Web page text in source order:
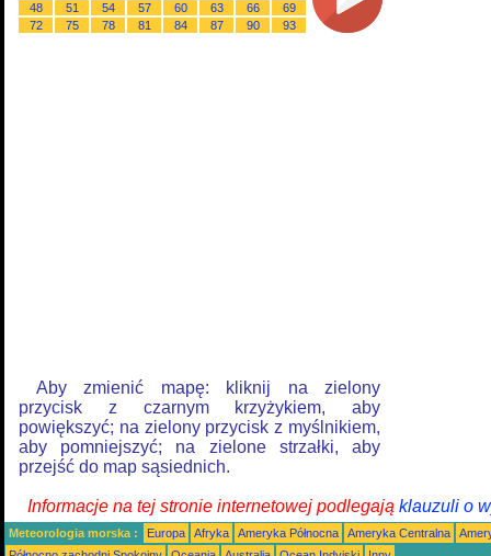
48
51 54 57 60 63 66
69
72
75 78 81 84 87 90 93
Aby zmienić mapę: kliknij na zielony
przycisk z czarnym krzyżykiem, aby
powiększyć; na zielony przycisk z myślnikiem,
aby pomniejszyć; na zielone strzałki, aby
przejść do map sąsiednich.
Informacje na tej stronie internetowej podlegają klauzuli o
Meteorologia morska : Europa Afryka Ameryka Północna Ameryka Centralna